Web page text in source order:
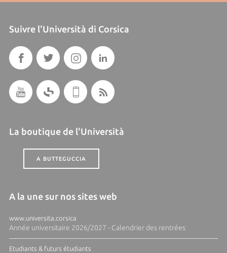
Suivre l'Università di Corsica
La boutique de l'Università
A BUTTEGUCCIA
A la une sur nos sites web
www.universita.corsica
Année universitaire 2026/2027 - Calendrier des rentrées
Etudiants & futurs étudiants